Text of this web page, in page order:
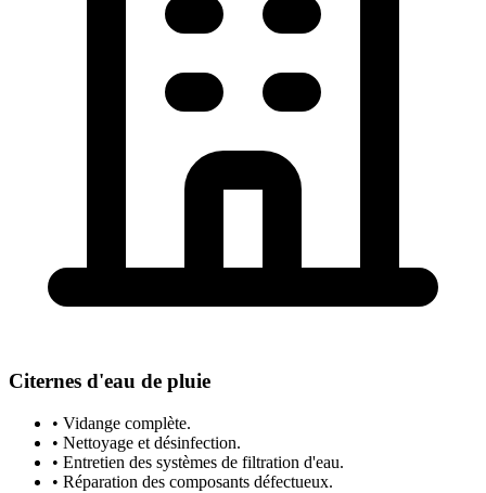
Citernes d'eau de pluie
• Vidange complète.
• Nettoyage et désinfection.
• Entretien des systèmes de filtration d'eau.
• Réparation des composants défectueux.